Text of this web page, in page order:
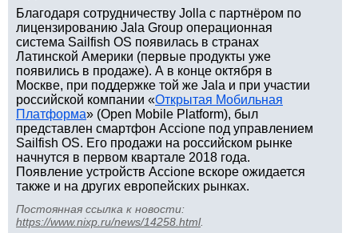
Благодаря сотрудничеству Jolla с партнёром по
лицензированию Jala Group операционная
система Sailfish OS появилась в странах
Латинской Америки (первые продукты уже
появились в продаже). А в конце октября в
Москве, при поддержке той же Jala и при участии
российской компании «Открытая Мобильная
Платформа» (Open Mobile Platform), был
представлен смартфон Accione под управлением
Sailfish OS. Его продажи на российском рынке
начнутся в первом квартале 2018 года.
Появление устройств Accione вскоре ожидается
также и на других европейских рынках.
Постоянная ссылка к новости:
https://www.nixp.ru/news/14258.html.